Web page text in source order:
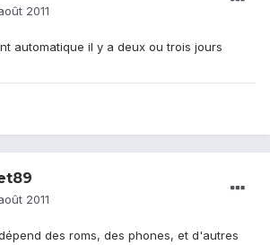
2011
automatique il y a deux ou trois jours
2011
des roms, des phones, et d'autres